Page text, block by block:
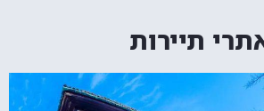
תיירות